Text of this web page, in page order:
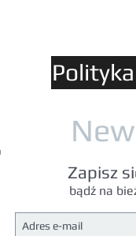
Zapisz
bądź na